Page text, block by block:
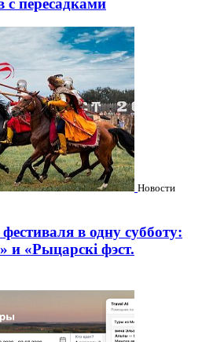
Новости
в одну субботу:
и «Рыцарскі фэст.